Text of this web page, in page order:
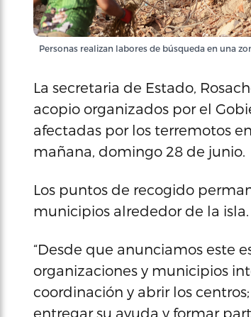
Personas realizan labores de búsqueda en una
La secretaria de Estado,
acopio organizados por el
afectadas por los terremotos
mañana, domingo 28 de junio.
Los puntos de recogido
municipios alrededor de la isla.
“Desde que anunciamos este
organizaciones y municipios
coordinación y abrir los
entregar su ayuda y formar